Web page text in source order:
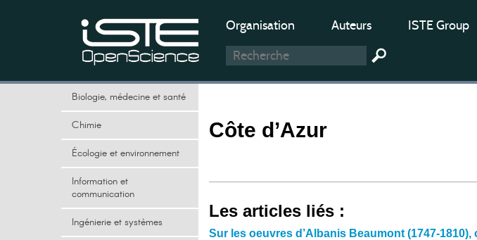
Organisation Auteurs ISTE Group
Biologie, médecine et santé
Chimie
Écologie et environnement
Information et
communication
Ingénierie et systèmes
Côte d’Azur
Les articles liés :
Sur les oeuvres d’Albanis Beaumont (1747-